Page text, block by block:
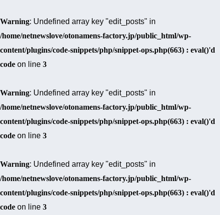
Warning: Undefined array key "edit_posts" in
/home/netnewslove/otonamens-factory.jp/public_html/wp-
content/plugins/code-snippets/php/snippet-ops.php(663) : eval()'d
code on line 3
Warning: Undefined array key "edit_posts" in
/home/netnewslove/otonamens-factory.jp/public_html/wp-
content/plugins/code-snippets/php/snippet-ops.php(663) : eval()'d
code on line 3
Warning: Undefined array key "edit_posts" in
/home/netnewslove/otonamens-factory.jp/public_html/wp-
content/plugins/code-snippets/php/snippet-ops.php(663) : eval()'d
code on line 3